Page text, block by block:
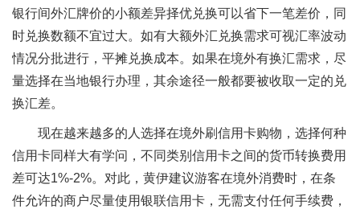
银行间外汇牌价的小额差异择优兑换可以省下一笔差价，同
时兑换数额不宜过大。如有大额外汇兑换需求可视汇率波动
情况分批进行，平摊兑换成本。如果在境外有换汇需求，尽
量选择在当地银行办理，其余途径一般都要被收取一定的兑
换汇差。
现在越来越多的人选择在境外刷信用卡购物，选择何种
信用卡同样大有学问，不同类别信用卡之间的货币转换费用
差可达1%-2%。对此，黄伊建议游客在境外消费时，在条
件允许的商户尽量使用银联信用卡，无需支付任何手续费，